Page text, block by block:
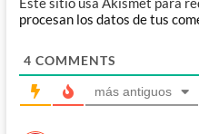
procesan los datos de tus
4 COMMENTS
más antiguos